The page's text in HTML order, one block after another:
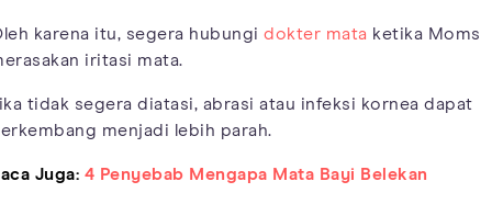
karena itu, segera hubungi dokter mata ketika Moms
iritasi mata.
tidak segera diatasi, abrasi atau infeksi kornea dapat
menjadi lebih parah.
Juga: 4 Penyebab Mengapa Mata Bayi Belekan